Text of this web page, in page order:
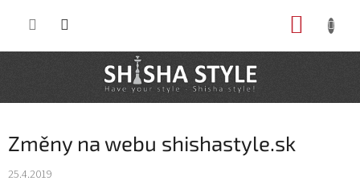
Změny na webu shishastyle.sk
25.4.2019